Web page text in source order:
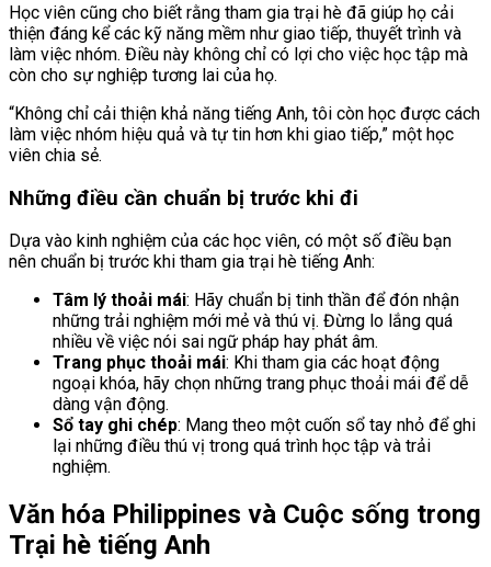
Học viên cũng cho biết rằng tham gia trại hè đã giúp họ cải
thiện đáng kể các kỹ năng mềm như giao tiếp, thuyết trình và
làm việc nhóm. Điều này không chỉ có lợi cho việc học tập mà
còn cho sự nghiệp tương lai của họ.
“Không chỉ cải thiện khả năng tiếng Anh, tôi còn học được cách
làm việc nhóm hiệu quả và tự tin hơn khi giao tiếp,” một học
viên chia sẻ.
Những điều cần chuẩn bị trước khi đi
Dựa vào kinh nghiệm của các học viên, có một số điều bạn
nên chuẩn bị trước khi tham gia trại hè tiếng Anh:
Tâm lý thoải mái: Hãy chuẩn bị tinh thần để đón nhận
những trải nghiệm mới mẻ và thú vị. Đừng lo lắng quá
nhiều về việc nói sai ngữ pháp hay phát âm.
Trang phục thoải mái: Khi tham gia các hoạt động
ngoại khóa, hãy chọn những trang phục thoải mái để dễ
dàng vận động.
Sổ tay ghi chép: Mang theo một cuốn sổ tay nhỏ để ghi
lại những điều thú vị trong quá trình học tập và trải
nghiệm.
Văn hóa Philippines và Cuộc sống trong
Trại hè tiếng Anh